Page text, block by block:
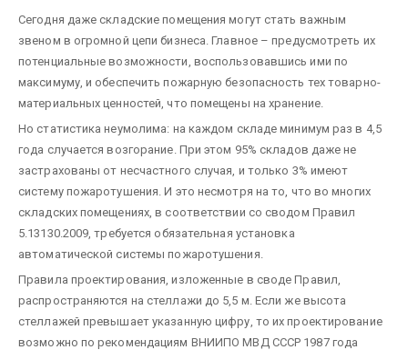
Сегодня даже складские помещения могут стать важным
звеном в огромной цепи бизнеса. Главное – предусмотреть их
потенциальные возможности, воспользовавшись ими по
максимуму, и обеспечить пожарную безопасность тех товарно-
материальных ценностей, что помещены на хранение.
Но статистика неумолима: на каждом складе минимум раз в 4,5
года случается возгорание. При этом 95% складов даже не
застрахованы от несчастного случая, и только 3% имеют
систему пожаротушения. И это несмотря на то, что во многих
складских помещениях, в соответствии со сводом Правил
5.13130.2009, требуется обязательная установка
автоматической системы пожаротушения.
Правила проектирования, изложенные в своде Правил,
распространяются на стеллажи до 5,5 м. Если же высота
стеллажей превышает указанную цифру, то их проектирование
возможно по рекомендациям ВНИИПО МВД СССР 1987 года